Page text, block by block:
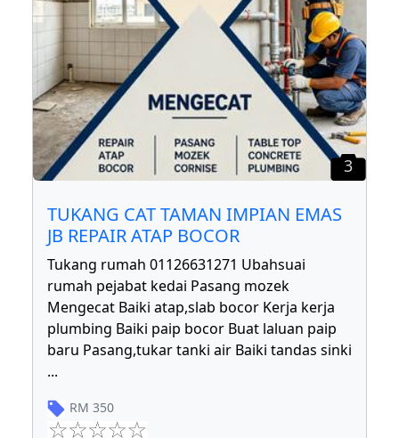
3
TUKANG CAT TAMAN IMPIAN EMAS
JB REPAIR ATAP BOCOR
Tukang rumah 01126631271 Ubahsuai
rumah pejabat kedai Pasang mozek
Mengecat Baiki atap,slab bocor Kerja kerja
plumbing Baiki paip bocor Buat laluan paip
baru Pasang,tukar tanki air Baiki tandas sinki
...
RM 350